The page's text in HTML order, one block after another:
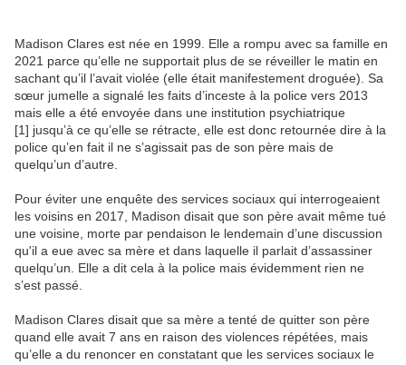
Madison Clares est née en 1999. Elle a rompu avec sa famille en
2021 parce qu’elle ne supportait plus de se réveiller le matin en
sachant qu’il l’avait violée (elle était manifestement droguée). Sa
sœur jumelle a signalé les faits d’inceste à la police vers 2013
mais elle a été envoyée dans une institution psychiatrique
[1] jusqu’à ce qu’elle se rétracte, elle est donc retournée dire à la
police qu’en fait il ne s’agissait pas de son père mais de
quelqu’un d’autre.
Pour éviter une enquête des services sociaux qui interrogeaient
les voisins en 2017, Madison disait que son père avait même tué
une voisine, morte par pendaison le lendemain d’une discussion
qu'il a eue avec sa mère et dans laquelle il parlait d’assassiner
quelqu’un. Elle a dit cela à la police mais évidemment rien ne
s’est passé.
Madison Clares disait que sa mère a tenté de quitter son père
quand elle avait 7 ans en raison des violences répétées, mais
qu’elle a du renoncer en constatant que les services sociaux le